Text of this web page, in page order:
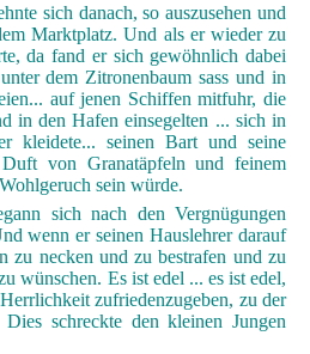
sich danach, so auszusehen und
Marktplatz. Und als er wieder zu
da fand er sich gewöhnlich dabei
dem Zitronenbaum sass und in
auf jenen Schiffen mitfuhr, die
in den Hafen einsegelten ... sich in
kleidete... seinen Bart und seine
von Granatäpfeln und feinem
sein würde.
sich nach den Vergnügungen
wenn er seinen Hauslehrer darauf
zu necken und zu bestrafen und zu
wünschen. Es ist edel ... es ist edel,
zufriedenzugeben, zu der
schreckte den kleinen Jungen